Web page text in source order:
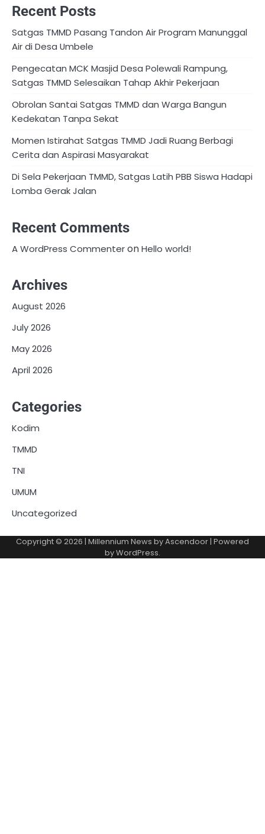
Recent Posts
Satgas TMMD Pasang Tandon Air Program Manunggal
Air di Desa Umbele
Pengecatan MCK Masjid Desa Polewali Rampung,
Satgas TMMD Selesaikan Tahap Akhir Pekerjaan
Obrolan Santai Satgas TMMD dan Warga Bangun
Kedekatan Tanpa Sekat
Momen Istirahat Satgas TMMD Jadi Ruang Berbagi
Cerita dan Aspirasi Masyarakat
Di Sela Pekerjaan TMMD, Satgas Latih PBB Siswa Hadapi
Lomba Gerak Jalan
Recent Comments
A WordPress CommenteronHello world!
Archives
August 2026
July 2026
May 2026
April 2026
Categories
Kodim
TMMD
TNI
UMUM
Uncategorized
Copyright © 2026 | Millennium News byAscendoor| Powered
byWordPress.